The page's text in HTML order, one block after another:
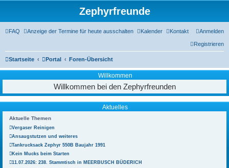
Zephyrfreunde
FAQ Anzeige der Termine für heute ausschalten Kalender Kontakt Anmelden
Registrieren
Startseite Portal Foren-Übersicht
Willkommen
Willkommen bei den Zephyrfreunden
Aktuelles
Aktuelle Themen
Vergaser Reinigen
Ansaugstutzen und weiteres
Tankrucksack Zephyr 550B Baujahr 1991
Kein Mucks beim Starten
11.07.2026: 238. Stammtisch in MEERBUSCH BÜDERICH